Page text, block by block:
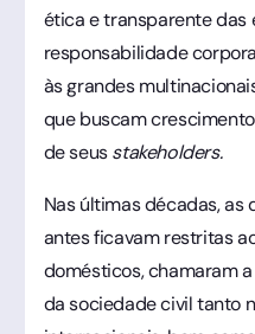
ética e transparente das
responsabilidade
às grandes
que buscam
de seusstakeholders.
Nas últimas décadas, as
antes ficavam restritas
domésticos, chamaram
da sociedade civil tanto